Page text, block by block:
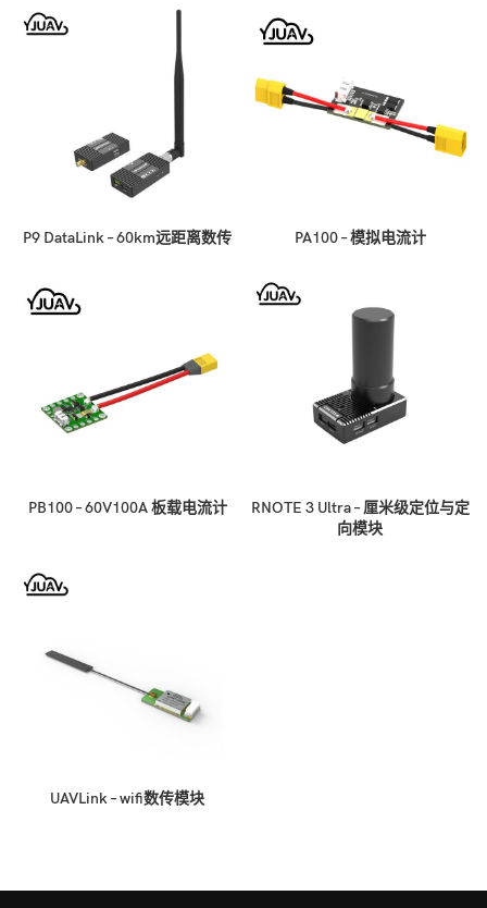
P9 DataLink – 60km远距离数传 PA100 – 模拟电流计
PB100 – 60V100A 板载电流计
RNOTE 3 Ultra – 厘米级定位与定
向模块
UAVLink – wifi数传模块